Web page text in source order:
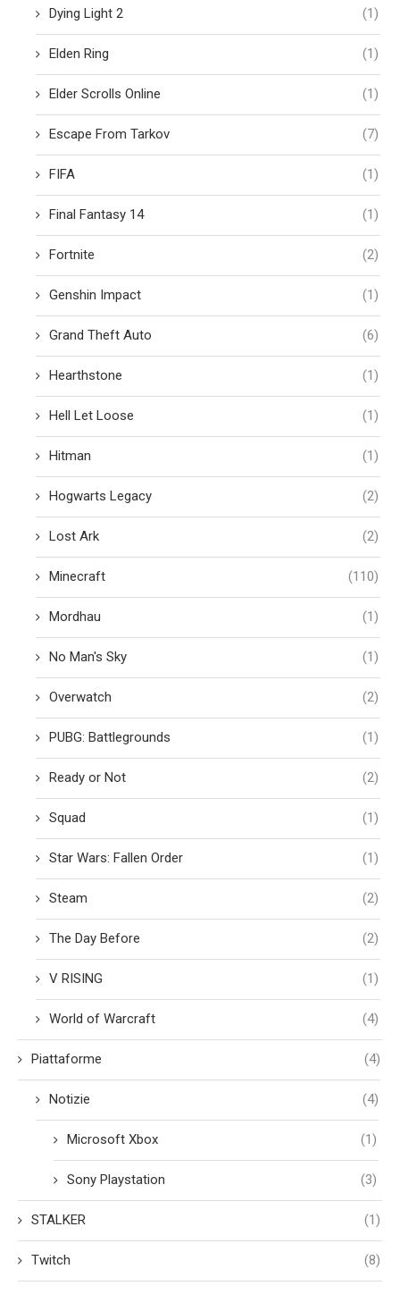
Dying Light 2 (1)
Elden Ring (1)
Elder Scrolls Online (1)
Escape From Tarkov (7)
FIFA (1)
Final Fantasy 14 (1)
Fortnite (2)
Genshin Impact (1)
Grand Theft Auto (6)
Hearthstone (1)
Hell Let Loose (1)
Hitman (1)
Hogwarts Legacy (2)
Lost Ark (2)
Minecraft (110)
Mordhau (1)
No Man's Sky (1)
Overwatch (2)
PUBG: Battlegrounds (1)
Ready or Not (2)
Squad (1)
Star Wars: Fallen Order (1)
Steam (2)
The Day Before (2)
V RISING (1)
World of Warcraft (4)
Piattaforme (4)
Notizie (4)
Microsoft Xbox (1)
Sony Playstation (3)
STALKER (1)
Twitch (8)